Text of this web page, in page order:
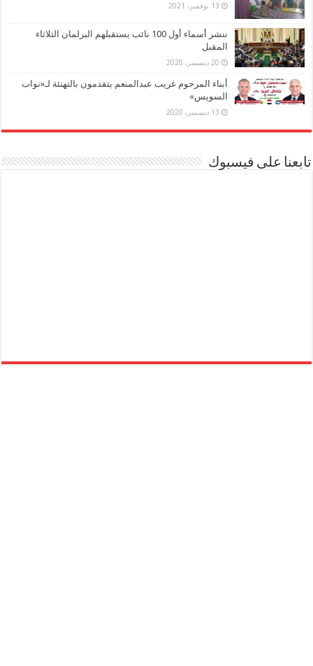
13 نوفمبر، 2021
ننشر أسماء أول 100 نائب يستقبلهم البرلمان الثلاثاء
المقبل
20 ديسمبر، 2020
أبناء المرحوم غريب عبدالمنعم يتقدمون بالتهنئة لـ«نواب
السويس»
13 ديسمبر، 2020
تابعنا على فيسبوك